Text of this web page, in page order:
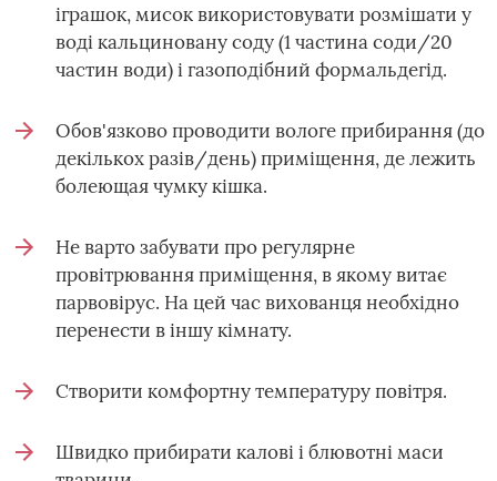
іграшок, мисок використовувати розмішати у
воді кальциновану соду (1 частина соди/20
частин води) і газоподібний формальдегід.
Обов'язково проводити вологе прибирання (до
декількох разів/день) приміщення, де лежить
болеющая чумку кішка.
Не варто забувати про регулярне
провітрювання приміщення, в якому витає
парвовірус. На цей час вихованця необхідно
перенести в іншу кімнату.
Створити комфортну температуру повітря.
Швидко прибирати калові і блювотні маси